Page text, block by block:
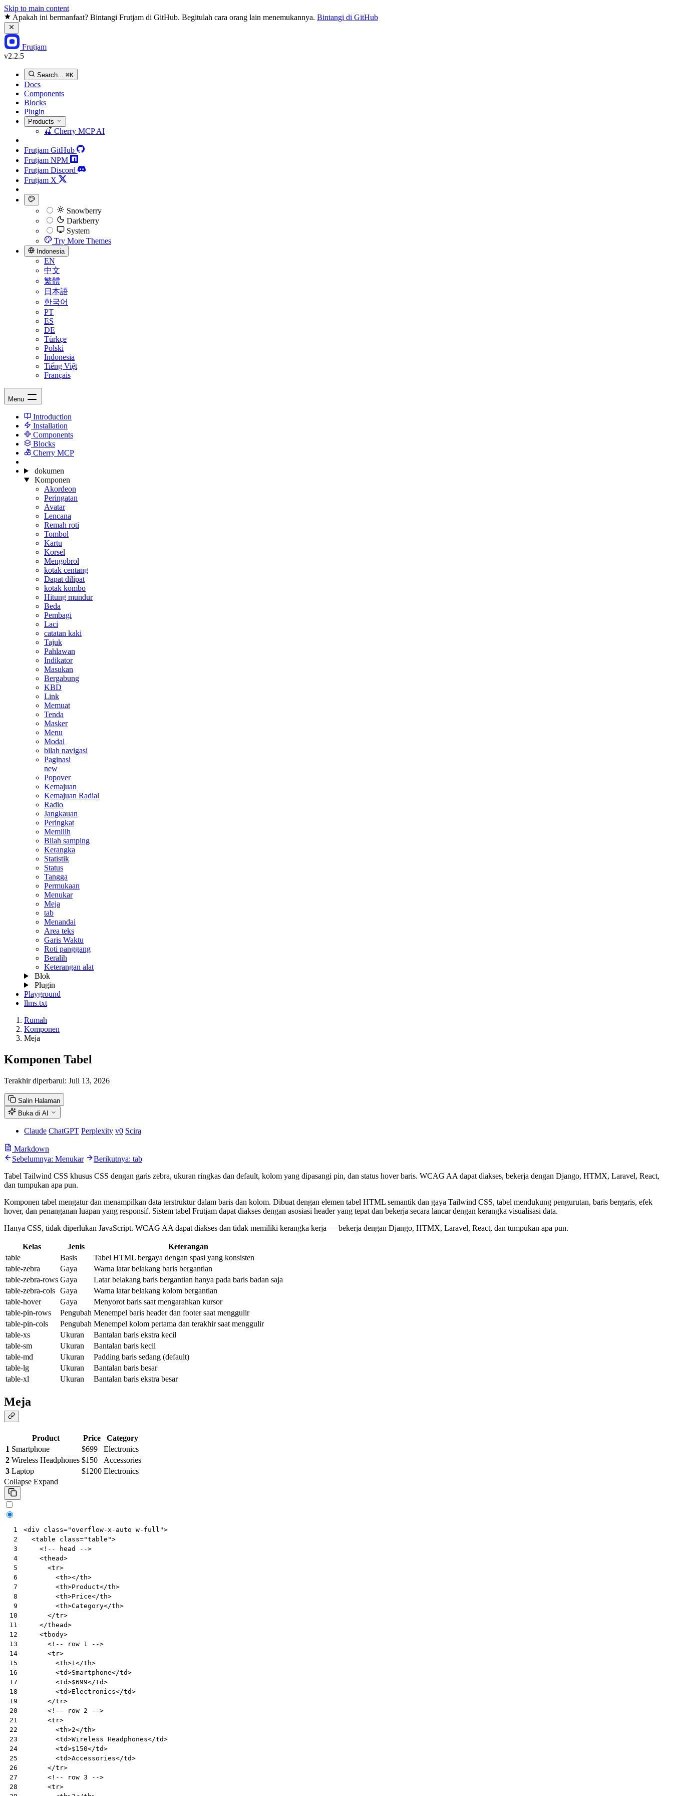
Skip to main content
Apakah ini bermanfaat? Bintangi Frutjam di GitHub. Begitulah cara orang lain menemukannya. Bintangi di GitHub
Frutjam
v2.2.5
Search... ⌘K
Docs
Components
Blocks
Plugin
Products
🍒 Cherry MCPAI
Frutjam GitHub
Frutjam NPM
Frutjam Discord
Frutjam X
Snowberry
Darkberry
System
Try More Themes
Indonesia
EN
中文
繁體
日本語
한국어
PT
ES
DE
Türkçe
Polski
Indonesia
Tiếng Việt
Français
Menu
Introduction
Installation
Components
Blocks
Cherry MCP
dokumen
Komponen
Akordeon
Peringatan
Avatar
Lencana
Remah roti
Tombol
Kartu
Korsel
Mengobrol
kotak centang
Dapat dilipat
kotak kombo
Hitung mundur
Beda
Pembagi
Laci
catatan kaki
Tajuk
Pahlawan
Indikator
Masukan
Bergabung
KBD
Link
Memuat
Tenda
Masker
Menu
Modal
bilah navigasi
Paginasi
new
Popover
Kemajuan
Kemajuan Radial
Radio
Jangkauan
Peringkat
Memilih
Bilah samping
Kerangka
Statistik
Status
Tangga
Permukaan
Menukar
Meja
tab
Menandai
Area teks
Garis Waktu
Roti panggang
Beralih
Keterangan alat
Blok
Plugin
Playground
llms.txt
Rumah
Komponen
Meja
Komponen Tabel
Terakhir diperbarui: Juli 13, 2026
Salin Halaman
Buka di AI
Claude ChatGPT Perplexity v0 Scira
Markdown
Sebelumnya: Menukar
Berikutnya: tab
Tabel Tailwind CSS khusus CSS dengan garis zebra, ukuran ringkas dan default, kolom yang dipasangi pin, dan status hover baris. WCAG AA dapat diakses, bekerja dengan Django, HTMX, Laravel, React,
dan tumpukan apa pun.
Komponen tabel mengatur dan menampilkan data terstruktur dalam baris dan kolom. Dibuat dengan elemen tabel HTML semantik dan gaya Tailwind CSS, tabel mendukung pengurutan, baris bergaris, efek
hover, dan penanganan luapan yang responsif. Sistem tabel Frutjam dapat diakses dengan asosiasi header yang tepat dan bekerja secara lancar dengan kerangka visualisasi data.
Hanya CSS, tidak diperlukan JavaScript. WCAG AA dapat diakses dan tidak memiliki kerangka kerja — bekerja dengan Django, HTMX, Laravel, React, dan tumpukan apa pun.
Kelas Jenis
Keterangan
table
Basis
Tabel HTML bergaya dengan spasi yang konsisten
table-zebra
Gaya
Warna latar belakang baris bergantian
table-zebra-rows Gaya
Latar belakang baris bergantian hanya pada baris badan saja
table-zebra-cols Gaya
Warna latar belakang kolom bergantian
table-hover
Gaya
Menyorot baris saat mengarahkan kursor
table-pin-rows
Pengubah Menempel baris header dan footer saat menggulir
table-pin-cols
Pengubah Menempel kolom pertama dan terakhir saat menggulir
table-xs
Ukuran
Bantalan baris ekstra kecil
table-sm
Ukuran
Bantalan baris kecil
table-md
Ukuran
Padding baris sedang (default)
table-lg
Ukuran
Bantalan baris besar
table-xl
Ukuran Bantalan baris ekstra besar
Meja
Product Price
Category
1 Smartphone $699
Electronics
2 Wireless Headphones $150
Accessories
3 Laptop $1200 Electronics
Collapse Expand
1
2
3
4
5
6
7
8
9
10
11
12
13
14
15
16
17
18
19
20
21
22
23
24
25
26
27
28
<div class="overflow-x-auto w-full">
<table class="table">
<!-- head -->
<thead>
<tr>
<th></th>
<th>Product</th>
<th>Price</th>
<th>Category</th>
</tr>
</thead>
<tbody>
<!-- row 1 -->
<tr>
<th>1 </th>
<td>Smartphone</td>
<td>$699</td>
<td>Electronics</td>
</tr>
<!-- row 2 -->
<tr>
<th>2</th>
<td>Wireless Headphones</td>
<td>$150</td>
<td>Accessories</td>
</tr>
<!-- row 3 -->
<tr>